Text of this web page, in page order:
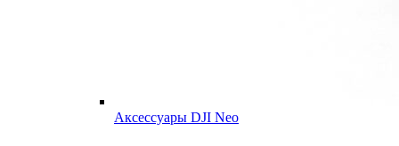
Аксессуары DJI Neo